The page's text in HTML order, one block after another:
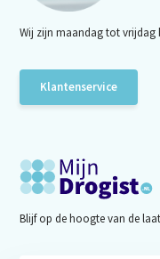
Wij zijn maandag tot vrijdag
Klantenservice
Blijf op de hoogte van de